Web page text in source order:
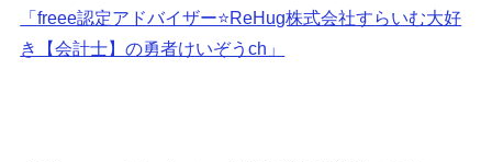
「freee認定アドバイザー⭐️ReHug株式会社すらいむ大好
き【会計士】の勇者けいぞうch」